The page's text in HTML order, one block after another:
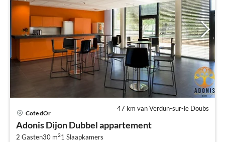
47 km van Verdun-sur-le Doubs
Cote dOr
Adonis Dijon Dubbel appartement
2 Gasten30 m21 Slaapkamers